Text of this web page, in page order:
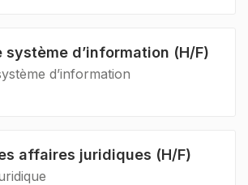
système d’information (H/F)
d’information
affaires juridiques (H/F)